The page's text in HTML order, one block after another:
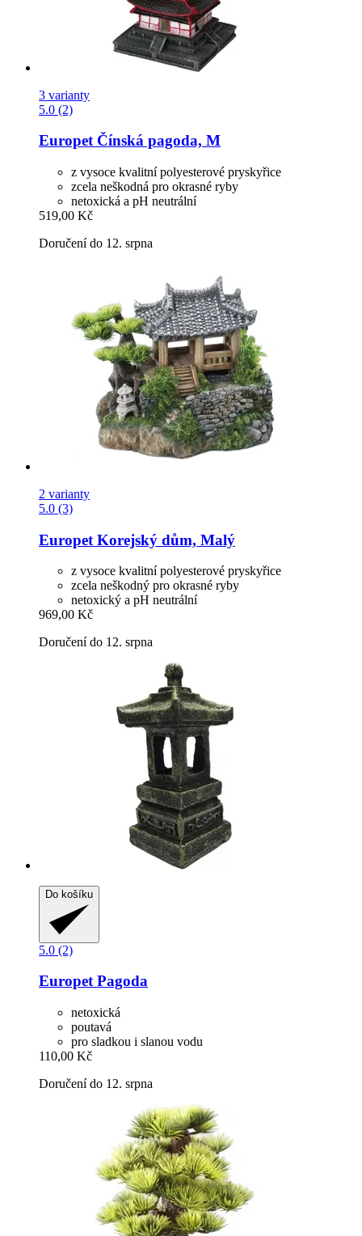
3 varianty
5.0 (2)
EuropetČínská pagoda, M
z vysoce kvalitní polyesterové pryskyřice
zcela neškodná pro okrasné ryby
netoxická a pH neutrální
519,00 Kč
Doručení do 12. srpna
2 varianty
5.0 (3)
Europet Korejský dům, Malý
z vysoce kvalitní polyesterové pryskyřice
zcela neškodný pro okrasné ryby
netoxický a pH neutrální
969,00 Kč
Doručení do 12. srpna
Do košíku
5.0 (2)
EuropetPagoda
netoxická
poutavá
pro sladkou i slanou vodu
110,00 Kč
Doručení do 12. srpna